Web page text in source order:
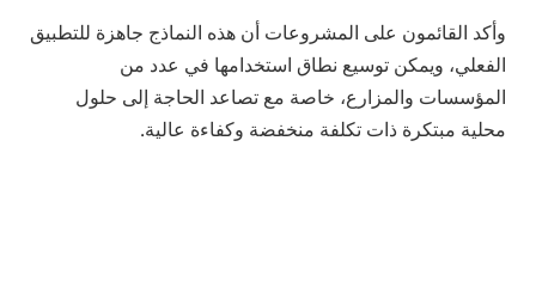
وأكد القائمون على المشروعات أن هذه النماذج جاهزة للتطبيق
الفعلي، ويمكن توسيع نطاق استخدامها في عدد من
المؤسسات والمزارع، خاصة مع تصاعد الحاجة إلى حلول
محلية مبتكرة ذات تكلفة منخفضة وكفاءة عالية.